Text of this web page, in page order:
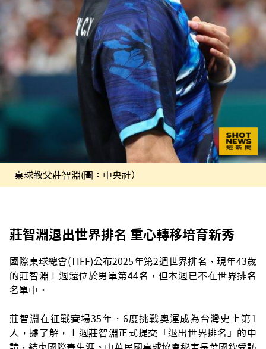
桌球教父莊智淵(圖：中央社）
莊智淵退出世界排名 重心轉移培育新秀
國際桌球總會(TIFF)公布2025年第2週世界排名，現年43歲
的莊智淵上週還位於男單第44名，但本週已不在世界排名
名單中。
莊智淵在征戰賽場35年，6度挑戰奧運成為台灣史上第1
人，據了解，上週莊智淵正式提交「退出世界排名」的申